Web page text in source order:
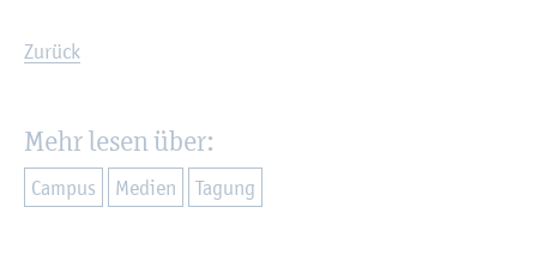
Zu­rück
Mehr lesen über:
Cam­pus Me­di­en Ta­gung